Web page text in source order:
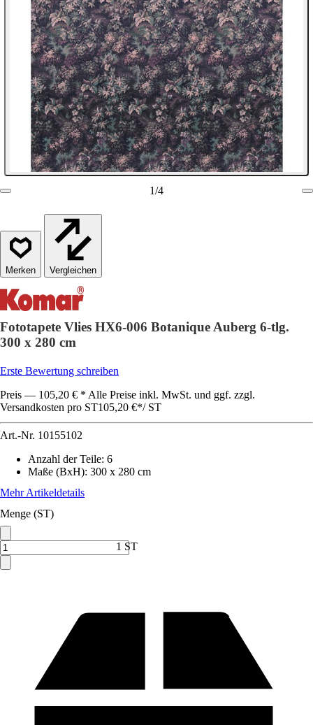
1/4
Vergleichen
Fototapete Vlies HX6-006 Botanique Auberg 6-tlg.
300 x 280 cm
Erste Bewertung schreiben
Preis — 105,20 € * Alle Preise inkl. MwSt. und ggf. zzgl.
Versandkosten pro ST105,20 €*/ ST
Art.-Nr. 10155102
Anzahl der Teile: 6
Maße (BxH): 300 x 280 cm
Mehr Artikeldetails
Menge (ST)
1 ST